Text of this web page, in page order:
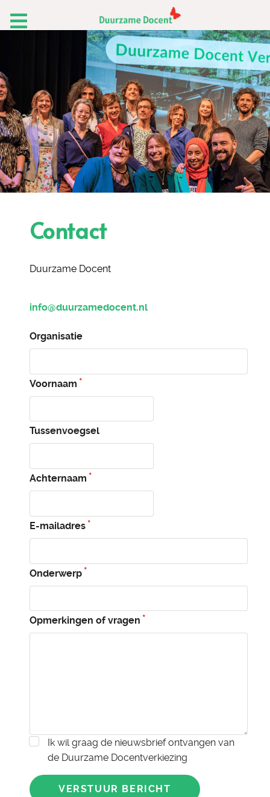
Contact
Duurzame Docent
info@duurzamedocent.nl
Organisatie
Voornaam
Tussenvoegsel
Achternaam
E-mailadres
Onderwerp
Opmerkingen of vragen
Ik wil graag de nieuwsbrief ontvangen van
de Duurzame Docentverkiezing
VERSTUUR BERICHT